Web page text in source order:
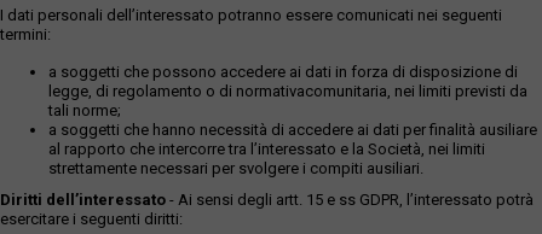
I dati personali dell’interessato potranno essere comunicati nei seguenti
termini:
a soggetti che possono accedere ai dati in forza di disposizione di
legge, di regolamento o di normativacomunitaria, nei limiti previsti da
tali norme;
a soggetti che hanno necessità di accedere ai dati per finalità ausiliare
al rapporto che intercorre tra l’interessato e la Società, nei limiti
strettamente necessari per svolgere i compiti ausiliari.
Diritti dell’interessato - Ai sensi degli artt. 15 e ss GDPR, l’interessato potrà
esercitare i seguenti diritti: